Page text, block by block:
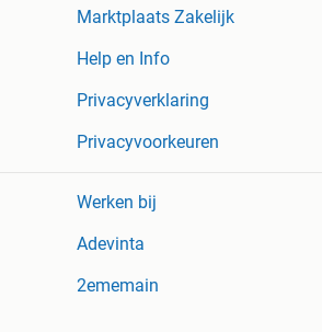
Marktplaats Zakelijk
Help en Info
Privacyverklaring
Privacyvoorkeuren
Werken bij
Adevinta
2ememain